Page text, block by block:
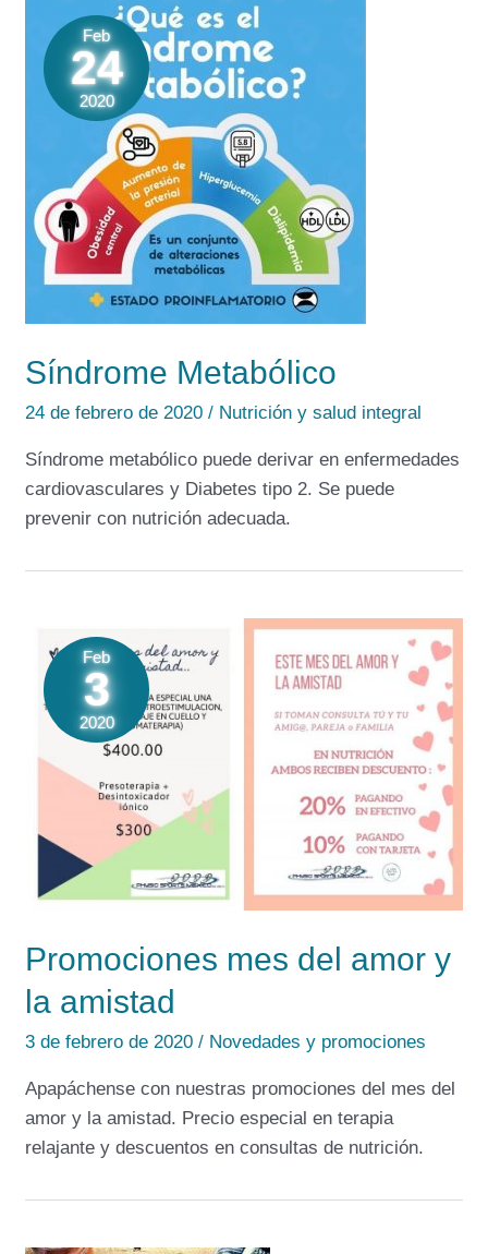
Feb
24
2020
Síndrome Metabólico
24 de febrero de 2020 / Nutrición y salud integral
Síndrome metabólico puede derivar en enfermedades
cardiovasculares y Diabetes tipo 2. Se puede
prevenir con nutrición adecuada.
Feb
3
2020
Promociones mes del amor y
la amistad
3 de febrero de 2020 / Novedades y promociones
Apapáchense con nuestras promociones del mes del
amor y la amistad. Precio especial en terapia
relajante y descuentos en consultas de nutrición.